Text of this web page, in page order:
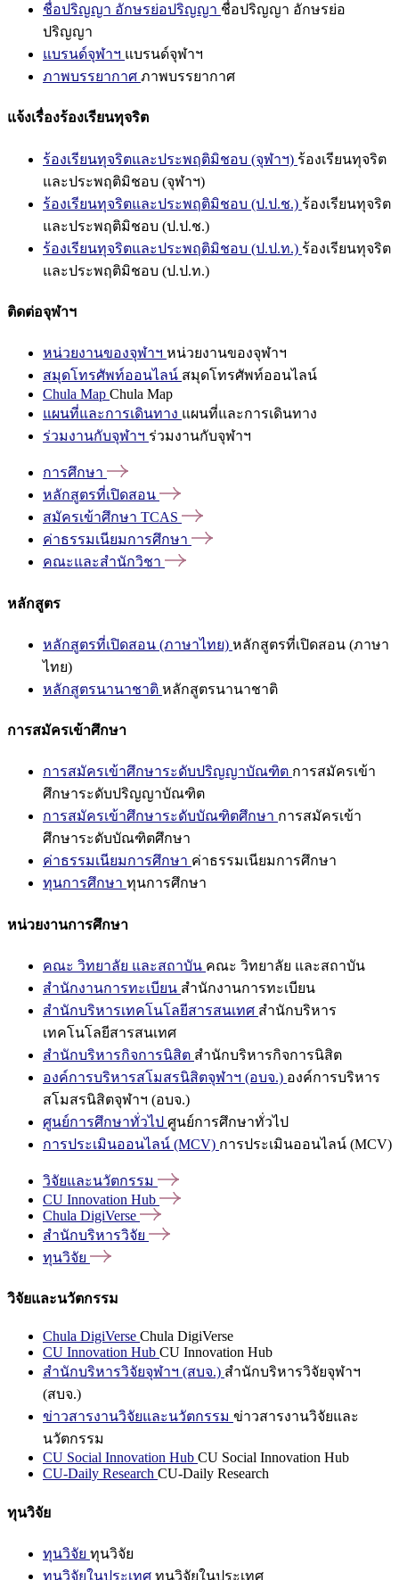
ชื่อปริญญา อักษรย่อปริญญา ชื่อปริญญา อักษรย่อ
ปริญญา
แบรนด์จุฬาฯ แบรนด์จุฬาฯ
ภาพบรรยากาศ ภาพบรรยากาศ
แจ้งเรื่องร้องเรียนทุจริต
ร้องเรียนทุจริตและประพฤติมิชอบ (จุฬาฯ) ร้องเรียนทุจริต
และประพฤติมิชอบ (จุฬาฯ)
ร้องเรียนทุจริตและประพฤติมิชอบ (ป.ป.ช.) ร้องเรียนทุจริต
และประพฤติมิชอบ (ป.ป.ช.)
ร้องเรียนทุจริตและประพฤติมิชอบ (ป.ป.ท.) ร้องเรียนทุจริต
และประพฤติมิชอบ (ป.ป.ท.)
ติดต่อจุฬาฯ
หน่วยงานของจุฬาฯ หน่วยงานของจุฬาฯ
สมุดโทรศัพท์ออนไลน์ สมุดโทรศัพท์ออนไลน์
Chula Map Chula Map
แผนที่และการเดินทาง แผนที่และการเดินทาง
ร่วมงานกับจุฬาฯ ร่วมงานกับจุฬาฯ
การศึกษา
หลักสูตรที่เปิดสอน
สมัครเข้าศึกษา TCAS
ค่าธรรมเนียมการศึกษา
คณะและสำนักวิชา
หลักสูตร
หลักสูตรที่เปิดสอน (ภาษาไทย) หลักสูตรที่เปิดสอน (ภาษา
ไทย)
หลักสูตรนานาชาติ หลักสูตรนานาชาติ
การสมัครเข้าศึกษา
การสมัครเข้าศึกษาระดับปริญญาบัณฑิต การสมัครเข้า
ศึกษาระดับปริญญาบัณฑิต
การสมัครเข้าศึกษาระดับบัณฑิตศึกษา การสมัครเข้า
ศึกษาระดับบัณฑิตศึกษา
ค่าธรรมเนียมการศึกษา ค่าธรรมเนียมการศึกษา
ทุนการศึกษา ทุนการศึกษา
หน่วยงานการศึกษา
คณะ วิทยาลัย และสถาบัน คณะ วิทยาลัย และสถาบัน
สำนักงานการทะเบียน สำนักงานการทะเบียน
สำนักบริหารเทคโนโลยีสารสนเทศ สำนักบริหาร
เทคโนโลยีสารสนเทศ
สำนักบริหารกิจการนิสิต สำนักบริหารกิจการนิสิต
องค์การบริหารสโมสรนิสิตจุฬาฯ (อบจ.) องค์การบริหาร
สโมสรนิสิตจุฬาฯ (อบจ.)
ศูนย์การศึกษาทั่วไป ศูนย์การศึกษาทั่วไป
การประเมินออนไลน์ (MCV) การประเมินออนไลน์ (MCV)
วิจัยและนวัตกรรม
CU Innovation Hub
Chula DigiVerse
สำนักบริหารวิจัย
ทุนวิจัย
วิจัยและนวัตกรรม
Chula DigiVerse Chula DigiVerse
CU Innovation Hub CU Innovation Hub
สำนักบริหารวิจัยจุฬาฯ (สบจ.) สำนักบริหารวิจัยจุฬาฯ
(สบจ.)
ข่าวสารงานวิจัยและนวัตกรรม ข่าวสารงานวิจัยและ
นวัตกรรม
CU Social Innovation Hub CU Social Innovation Hub
CU-Daily Research CU-Daily Research
ทุนวิจัย
ทุนวิจัย ทุนวิจัย
ทุนวิจัยในประเทศ ทุนวิจัยในประเทศ